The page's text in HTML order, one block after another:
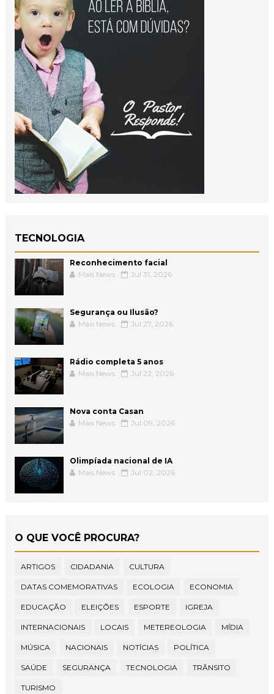
TECNOLOGIA
Reconhecimento facial
Mais News
Jul 31, 2026
Segurança ou Ilusão?
Mais News
Jul 27, 2026
Rádio completa 5 anos
Mais News
Jul 22, 2026
Nova conta Casan
Mais News
Jul 09, 2026
Olimpíada nacional de IA
Mais News
Jul 02, 2026
O QUE VOCÊ PROCURA?
ARTIGOS CIDADANIA CULTURA
DATAS COMEMORATIVAS ECOLOGIA ECONOMIA
EDUCAÇÃO ELEIÇÕES ESPORTE IGREJA
INTERNACIONAIS LOCAIS METEREOLOGIA MÍDIA
MÚSICA NACIONAIS NOTÍCIAS POLÍTICA
SAÚDE SEGURANÇA TECNOLOGIA TRÂNSITO
TURISMO